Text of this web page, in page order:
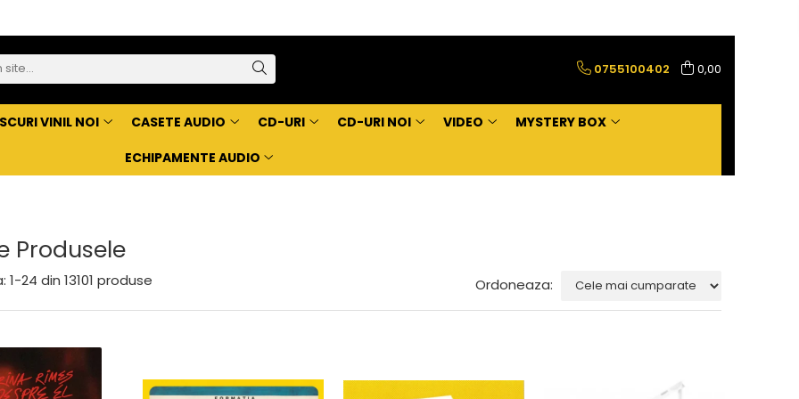
0755100402 0,00
VINIL NOI CASETE AUDIO CD-URI CD-URI NOI VIDEO
MYSTERY BOX
ECHIPAMENTE AUDIO
Produsele
1-24 din 13101 produse Ordoneaza: